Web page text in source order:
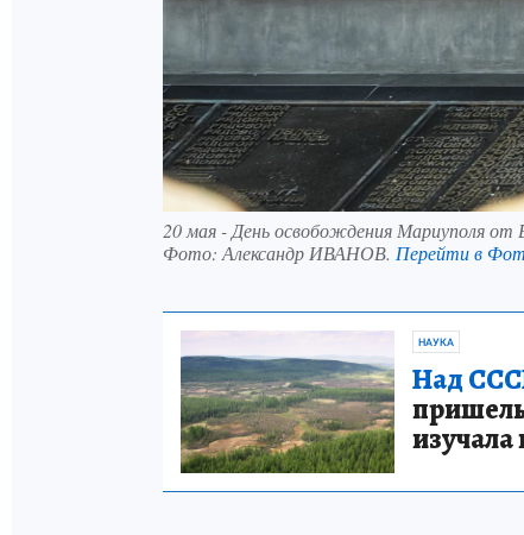
20 мая - День освобождения Мариуполя
Фото: Александр ИВАНОВ. Перейти в
НАУКА
Над